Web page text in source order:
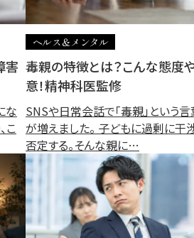
害
な
こ
ヘルス＆メンタル
毒親の特徴とは？こんな態度
意！精神科医監修
SNSや日常会話で「毒親」という
が増えました。 子どもに過剰に干
否定する。そんな親に…